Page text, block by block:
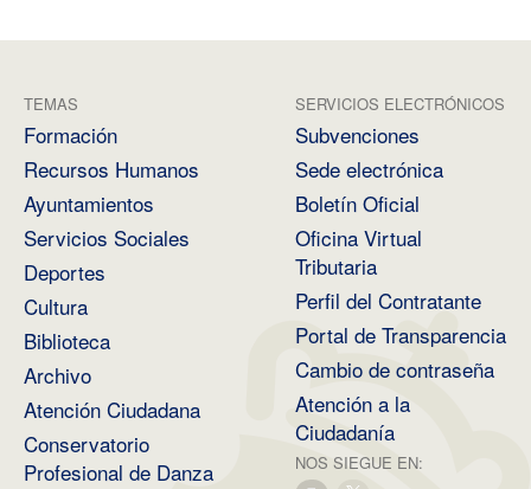
TEMAS
Formación
Recursos Humanos
Ayuntamientos
Servicios Sociales
Deportes
Cultura
Biblioteca
Archivo
Atención Ciudadana
Conservatorio
Profesional de Danza
SERVICIOS ELECTRÓNICOS
Subvenciones
Sede electrónica
Boletín Oficial
Oficina Virtual
Tributaria
Perfil del Contratante
Portal de Transparencia
Cambio de contraseña
Atención a la
Ciudadanía
NOS SIEGUE EN: